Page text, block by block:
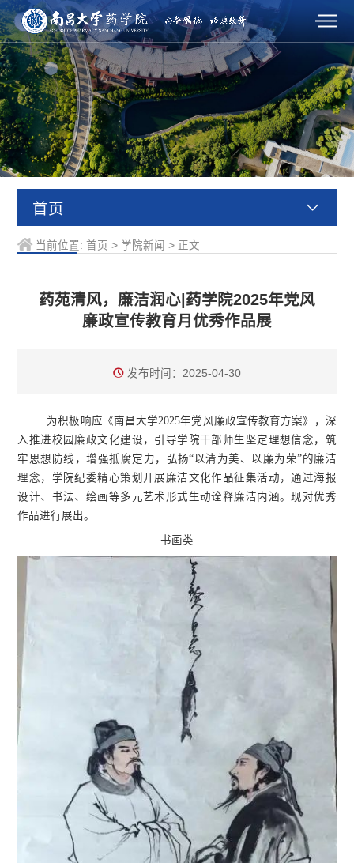
首页
当前位置: 首页 > 学院新闻 > 正文
药苑清风，廉洁润心|药学院2025年党风
廉政宣传教育月优秀作品展
发布时间：2025-04-30
为积极响应《南昌大学2025年党风廉政宣传教育方案》，深
入推进校园廉政文化建设，引导学院干部师生坚定理想信念，筑
牢思想防线，增强抵腐定力，弘扬“以清为美、以廉为荣”的廉洁
理念，学院纪委精心策划开展廉洁文化作品征集活动，通过海报
设计、书法、绘画等多元艺术形式生动诠释廉洁内涵。现对优秀
作品进行展出。
书画类